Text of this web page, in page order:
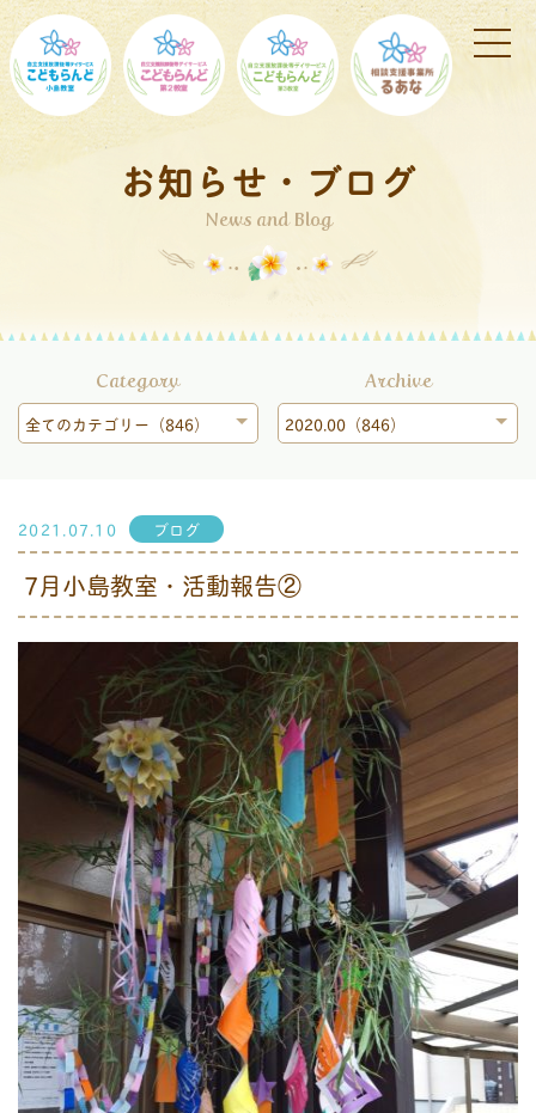
お知らせ・ブログ
News and Blog
Category
全てのカテゴリー（846）
Archive
2020.00（846）
2021.07.10 ブログ
7月小島教室・活動報告②